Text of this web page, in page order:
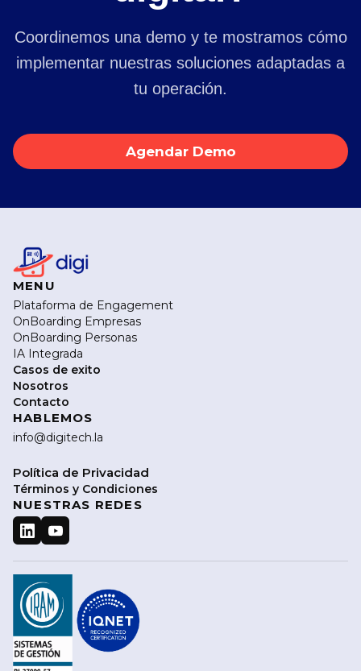
Coordinemos una demo y te mostramos cómo
implementar nuestras soluciones adaptadas a
tu operación.
Agendar Demo
MENU
Plataforma de Engagement
OnBoarding Empresas
OnBoarding Personas
IA Integrada
Casos de exito
Nosotros
Contacto
HABLEMOS
info@digitech.la
Política de Privacidad
Términos y Condiciones
NUESTRAS REDES